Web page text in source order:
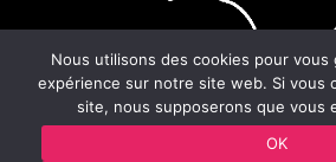
© Copyright 2026 - Ville de Bessières -
Nous utilisons des cookies pour vous
expérience sur notre site web. Si vous
site, nous supposerons que vous
OK